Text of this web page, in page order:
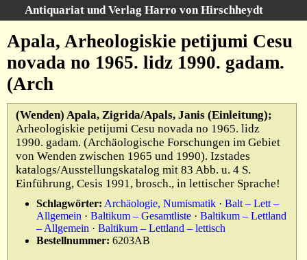
Antiquariat und Verlag Harro von Hirschheydt
Startseite
Unsere Bücher
Suche
Gesamtbestand
Warenkorb
Verlag
Kataloge
Über uns
Widerruf
Apala, Arheologiskie petijumi Cesu
novada no 1965. lidz 1990. gadam.
(Arch
(Wenden) Apala, Zigrida/Apals, Janis (Einleitung);
Arheologiskie petijumi Cesu novada no 1965. lidz
1990. gadam. (Archäologische Forschungen im Gebiet
von Wenden zwischen 1965 und 1990). Izstades
katalogs/Ausstellungskatalog mit 83 Abb. u. 4 S.
Einführung, Cesis 1991, brosch., in lettischer Sprache!
Schlagwörter: Archäologie, Numismatik · Balt – Lett –
Allgemein · Baltikum – Gesamtliste · Baltikum – Lettland
– Allgemein · Baltikum – Lettland – lettisch
Bestellnummer: 6203AB